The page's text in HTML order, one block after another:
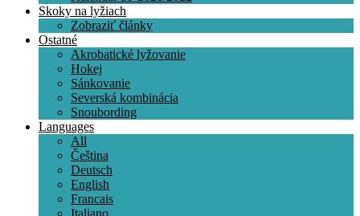
Skoky na lyžiach
Zobraziť články
Ostatné
Akrobatické lyžovanie
Hokej
Sánkovanie
Severská kombinácia
Snoubording
Languages
All
Čeština
Deutsch
English
Francais
Italiano